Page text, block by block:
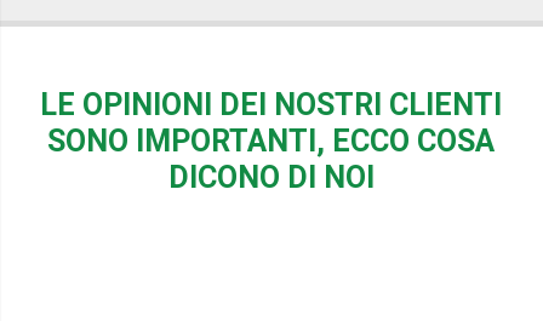
LE OPINIONI DEI NOSTRI CLIENTI
SONO IMPORTANTI, ECCO COSA
DICONO DI NOI